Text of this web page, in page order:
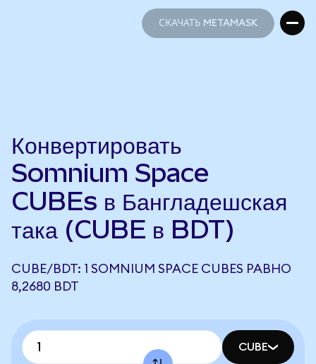
СКАЧАТЬ METAMASK
Конвертировать
Somnium Space
CUBEs в Бангладешская
така (CUBE в BDT)
CUBE/BDT: 1 SOMNIUM SPACE CUBES РАВНО
8,2680 BDT
CUBE